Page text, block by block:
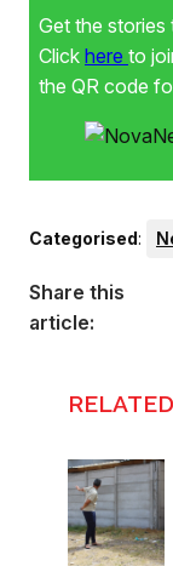
Get the stories
Click here to
the QR code
Categorised:
Share this
article: